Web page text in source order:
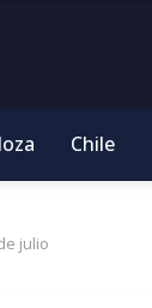
Chile
julio